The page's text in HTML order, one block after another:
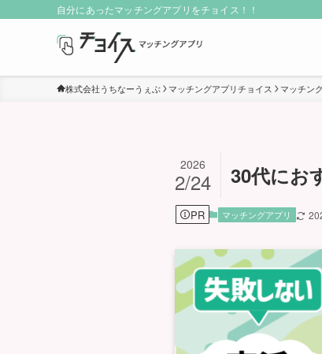
自分にあったマッチングアプリをチョイス！！
株式会社うちなーうぇぶ マッチングアプリチョイス マッチン
30代にお
2026
2/24
PR マッチングアプリ